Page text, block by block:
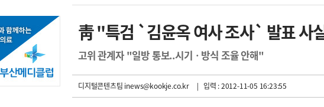
靑 "특검 `김윤옥 여사 조사` 발표 사
고위 관계자 "일방 통보..시기ㆍ방식 조율 안해"
디지털콘텐츠팀 inews@kookje.co.kr | 입력 : 2012-11-05 16:23:55